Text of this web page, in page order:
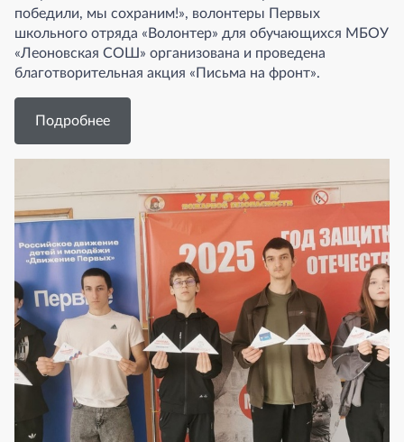
победили, мы сохраним!», волонтеры Первых
школьного отряда «Волонтер» для обучающихся МБОУ
«Леоновская СОШ» организована и проведена
благотворительная акция «Письма на фронт».
Подробнее